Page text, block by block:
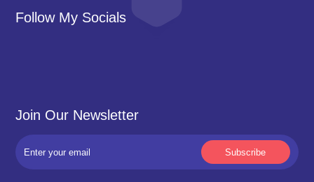
Follow My Socials
Join Our Newsletter